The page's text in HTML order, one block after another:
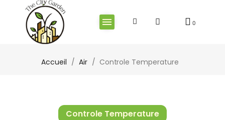
Accueil Air Controle Temperature
Controle Temperature